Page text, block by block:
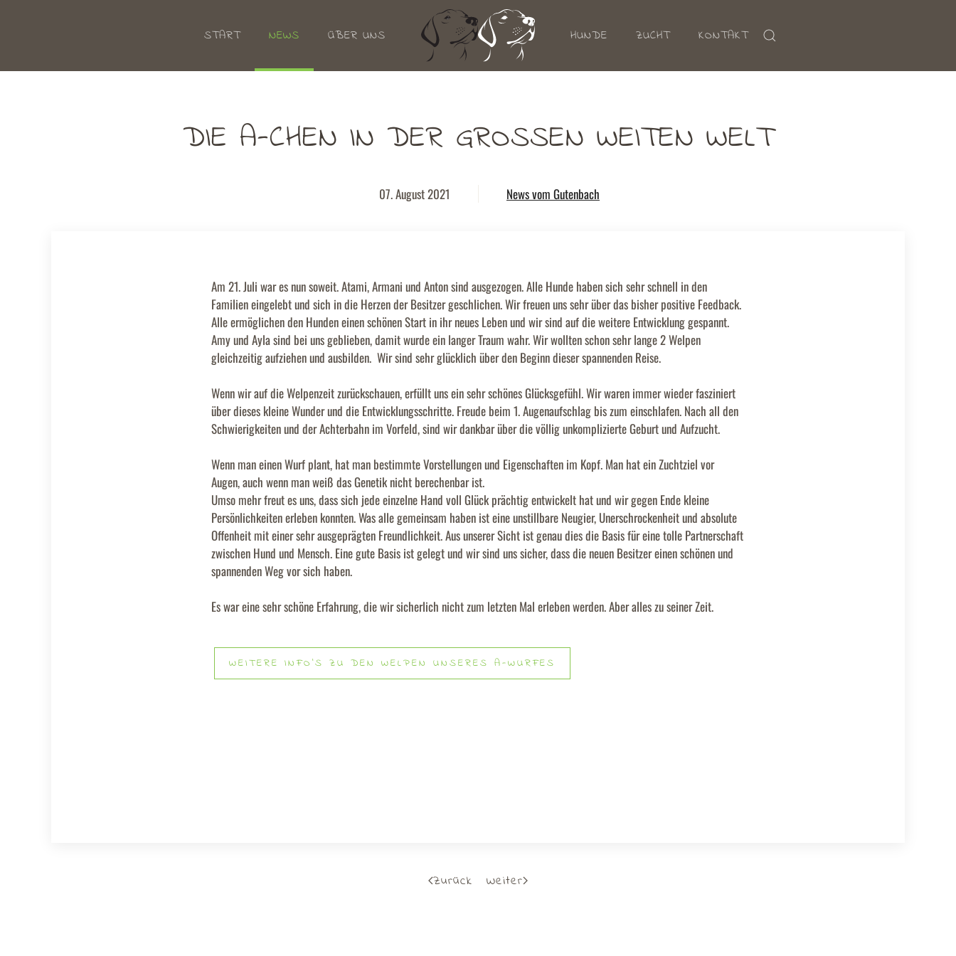
START NEWS ÜBER UNS HUNDE ZUCHT KONTAKT
DIE A-CHEN IN DER GROSSEN WEITEN WELT
07. August 2021 News vom Gutenbach
Am 21. Juli war es nun soweit. Atami, Armani und Anton sind ausgezogen. Alle Hunde haben sich sehr schnell in den
Familien eingelebt und sich in die Herzen der Besitzer geschlichen. Wir freuen uns sehr über das bisher positive Feedback.
Alle ermöglichen den Hunden einen schönen Start in ihr neues Leben und wir sind auf die weitere Entwicklung gespannt.
Amy und Ayla sind bei uns geblieben, damit wurde ein langer Traum wahr. Wir wollten schon sehr lange 2 Welpen
gleichzeitig aufziehen und ausbilden. Wir sind sehr glücklich über den Beginn dieser spannenden Reise.
Wenn wir auf die Welpenzeit zurückschauen, erfüllt uns ein sehr schönes Glücksgefühl. Wir waren immer wieder fasziniert
über dieses kleine Wunder und die Entwicklungsschritte. Freude beim 1. Augenaufschlag bis zum einschlafen. Nach all den
Schwierigkeiten und der Achterbahn im Vorfeld, sind wir dankbar über die völlig unkomplizierte Geburt und Aufzucht.
Wenn man einen Wurf plant, hat man bestimmte Vorstellungen und Eigenschaften im Kopf. Man hat ein Zuchtziel vor
Augen, auch wenn man weiß das Genetik nicht berechenbar ist.
Umso mehr freut es uns, dass sich jede einzelne Hand voll Glück prächtig entwickelt hat und wir gegen Ende kleine
Persönlichkeiten erleben konnten. Was alle gemeinsam haben ist eine unstillbare Neugier, Unerschrockenheit und absolute
Offenheit mit einer sehr ausgeprägten Freundlichkeit. Aus unserer Sicht ist genau dies die Basis für eine tolle Partnerschaft
zwischen Hund und Mensch. Eine gute Basis ist gelegt und wir sind uns sicher, dass die neuen Besitzer einen schönen und
spannenden Weg vor sich haben.
Es war eine sehr schöne Erfahrung, die wir sicherlich nicht zum letzten Mal erleben werden. Aber alles zu seiner Zeit.
WEITERE INFO'S ZU DEN WELPEN UNSERES A-WURFES
Zurück Weiter